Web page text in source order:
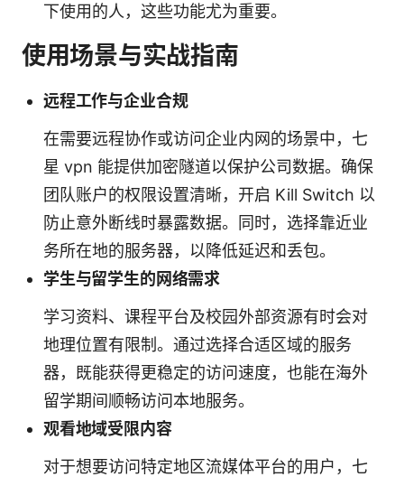
下使用的人，这些功能尤为重要。
使用场景与实战指南
远程工作与企业合规
在需要远程协作或访问企业内网的场景中，七
星 vpn 能提供加密隧道以保护公司数据。确保
团队账户的权限设置清晰，开启 Kill Switch 以
防止意外断线时暴露数据。同时，选择靠近业
务所在地的服务器，以降低延迟和丢包。
学生与留学生的网络需求
学习资料、课程平台及校园外部资源有时会对
地理位置有限制。通过选择合适区域的服务
器，既能获得更稳定的访问速度，也能在海外
留学期间顺畅访问本地服务。
观看地域受限内容
对于想要访问特定地区流媒体平台的用户，七